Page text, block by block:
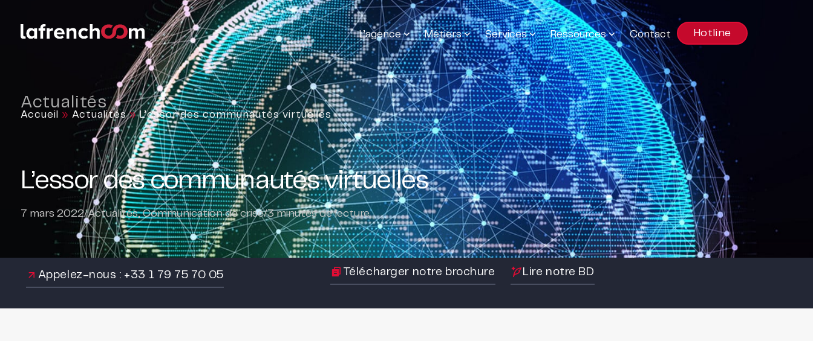
L’agence Métiers Services Ressources Contact Hotline
Actualités
Accueil » Actualités»L’essor des communautés virtuelles
L’essor des communautés virtuelles
7 mars 2022/Actualités,Communication de crise/3minutes de lecture
Appelez-nous : +33 1 79 75 70 05 Télécharger notre brochure Lire notre BD